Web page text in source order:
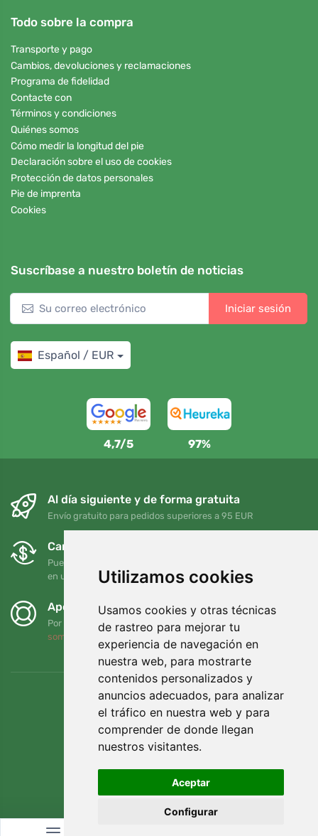
Utilizamos cookies
Usamos cookies y otras técnicas
de rastreo para mejorar tu
experiencia de navegación en
nuestra web, para mostrarte
contenidos personalizados y
anuncios adecuados, para analizar
el tráfico en nuestra web y para
comprender de donde llegan
nuestros visitantes.
Aceptar
Configurar
Todo sobre la compra
Transporte y pago
Cambios, devoluciones y reclamaciones
Programa de fidelidad
Contacte con
Términos y condiciones
Quiénes somos
Cómo medir la longitud del pie
Declaración sobre el uso de cookies
Protección de datos personales
Pie de imprenta
Cookies
Suscríbase a nuestro boletín de noticias
Iniciar sesión
Español / EUR
4,7/5 97%
Al día siguiente y de forma gratuita
Envío gratuito para pedidos superiores a 95 EUR
Cambios y devoluciones gratuitos
Puede devolver o cambiar su pedido en cualquier momento
en un plazo de 90 días
Apoyamos a Trees.org
Por cada pedido plantamos un árbol. Leer más
somos